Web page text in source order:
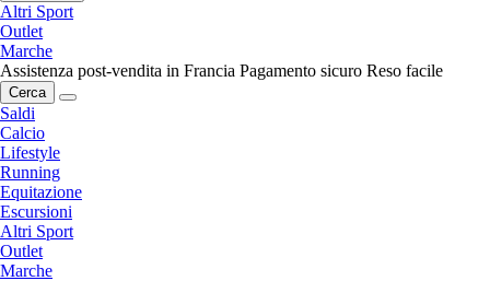
Altri Sport
Outlet
Marche
Assistenza post-vendita in Francia Pagamento sicuro Reso facile
Cerca
Saldi
Calcio
Lifestyle
Running
Equitazione
Escursioni
Altri Sport
Outlet
Marche